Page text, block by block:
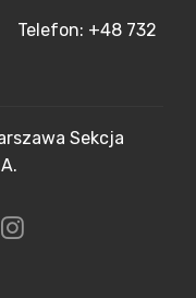
+48 732
Sekcja